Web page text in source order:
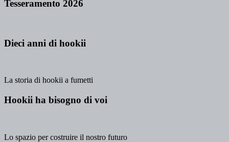
Tesseramento 2026
Dieci anni di hookii
La storia di hookii a fumetti
Hookii ha bisogno di voi
Lo spazio per costruire il nostro futuro